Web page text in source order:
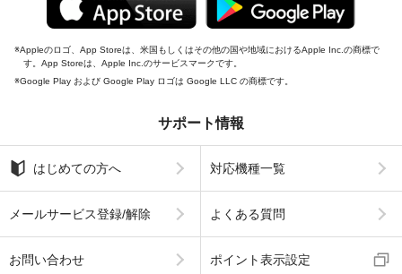
Appleのロゴ、App Storeは、米国もしくはその他の国や地域におけるApple Inc.の商標で
す。App Storeは、Apple Inc.のサービスマークです。
Google Play および Google Play ロゴは Google LLC の商標です。
サポート情報
はじめての方へ 対応機種一覧
メールサービス登録/解除 よくある質問
お問い合わせ ポイント表示設定